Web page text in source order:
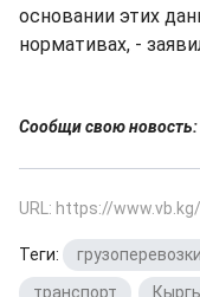
основании этих
нормативах, -
Сообщи свою
URL: https://
Теги: грузоперевозки
транспорт